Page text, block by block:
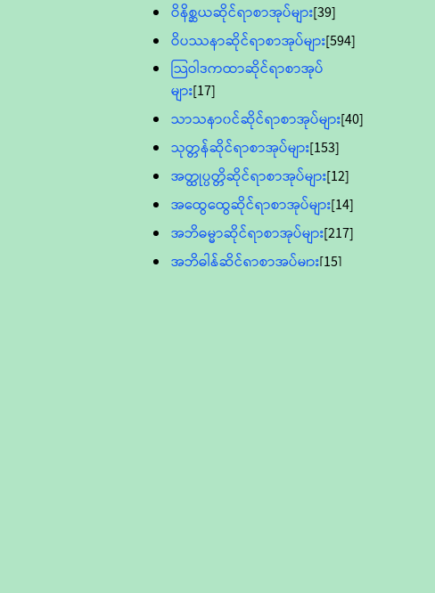
ဝိနိစ္ဆယဆိုင်ရာစာအုပ်များ[39]
ဝိပဿနာဆိုင်ရာစာအုပ်များ[594]
သြဝါဒကထာဆိုင်ရာစာအုပ်
များ[17]
သာသနာ၀င်ဆိုင်ရာစာအုပ်များ[40]
သုတ္တန်ဆိုင်ရာစာအုပ်များ[153]
အတ္ထုပ္ပတ္တိဆိုင်ရာစာအုပ်များ[12]
အထွေထွေဆိုင်ရာစာအုပ်များ[14]
အဘိဓမ္မာဆိုင်ရာစာအုပ်များ[217]
အဘိဓါန်ဆိုင်ရာစာအုပ်များ[15]